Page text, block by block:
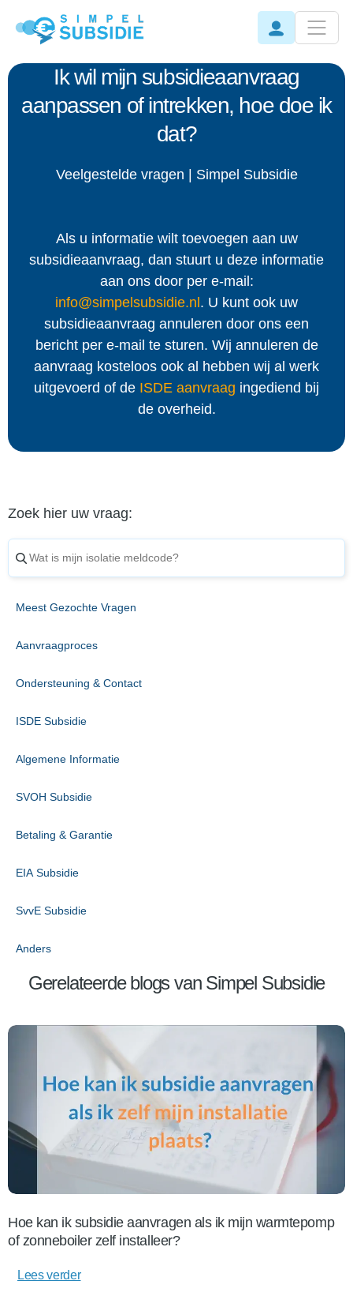
Ik wil mijn subsidieaanvraag
aanpassen of intrekken, hoe doe ik
dat?
Veelgestelde vragen | Simpel Subsidie
Als u informatie wilt toevoegen aan uw
subsidieaanvraag, dan stuurt u deze informatie
aan ons door per e-mail:
info@simpelsubsidie.nl . U kunt ook uw
subsidieaanvraag annuleren door ons een
bericht per e-mail te sturen. Wij annuleren de
aanvraag kosteloos ook al hebben wij al werk
uitgevoerd of de ISDE aanvraag ingediend bij
de overheid.
Zoek hier uw vraag:
Meest Gezochte Vragen
Aanvraagproces
Ondersteuning & Contact
ISDE Subsidie
Algemene Informatie
SVOH Subsidie
Betaling & Garantie
EIA Subsidie
SvvE Subsidie
Anders
Gerelateerde blogs van Simpel Subsidie
Hoe kan ik subsidie aanvragen als ik mijn warmtepomp
of zonneboiler zelf installeer?
Lees verder